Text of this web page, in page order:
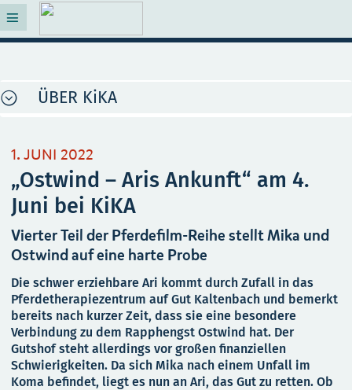
ÜBER KiKA
1. JUNI 2022
„Ostwind – Aris Ankunft“ am 4.
Juni bei KiKA
Vierter Teil der Pferdefilm-Reihe stellt Mika und
Ostwind auf eine harte Probe
Die schwer erziehbare Ari kommt durch Zufall in das
Pferdetherapiezentrum auf Gut Kaltenbach und bemerkt
bereits nach kurzer Zeit, dass sie eine besondere
Verbindung zu dem Rapphengst Ostwind hat. Der
Gutshof steht allerdings vor großen finanziellen
Schwierigkeiten. Da sich Mika nach einem Unfall im
Koma befindet, liegt es nun an Ari, das Gut zu retten. Ob